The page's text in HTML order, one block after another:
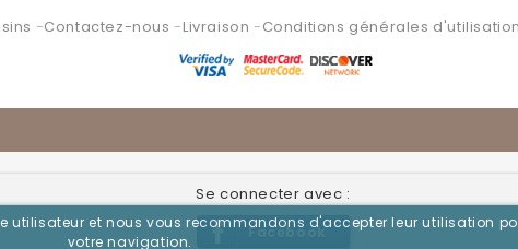
utilisateur et nous vous recommandons d'accepter leur utilisation
votre navigation.
Contactez-nous Livraison Conditions générales
Se connecter avec :
Facebook